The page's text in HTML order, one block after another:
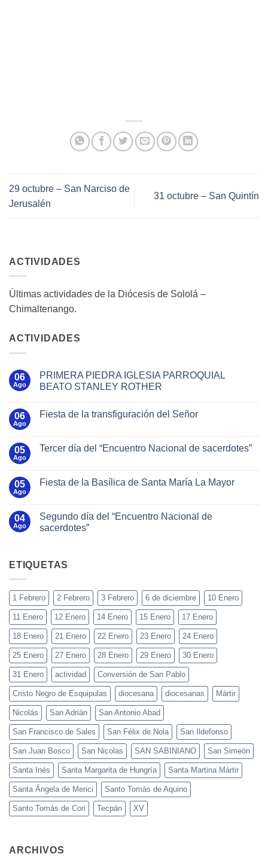
29 octubre – San Narciso de
Jerusalén
31 octubre – San Quintín
ACTIVIDADES
Últimas actividades de la Diócesis de Sololá –
Chimaltenango.
ACTIVIDADES
06
Ago
PRIMERA PIEDRA IGLESIA PARROQUIAL
BEATO STANLEY ROTHER
06
Ago
Fiesta de la transfiguración del Señor
05
Ago
Tercer día del “Encuentro Nacional de sacerdotes”
05
Ago
Fiesta de la Basílica de Santa María La Mayor
04
Ago
Segundo día del “Encuentro Nacional de
sacerdotes”
ETIQUETAS
1 Febrero 2 Febrero 3 Febrero 6 de diciembre 10 Enero
11 Enero 12 Enero 14 Enero 15 Enero 17 Enero
18 Enero 21 Enero 22 Enero 23 Enero 24 Enero
25 Enero 27 Enero 28 Enero 29 Enero 30 Enero
31 Enero actividad Conversión de San Pablo
Cristo Negro de Esquipulas diocesana diocesanas Mártir
Nicolás San Adrián San Antonio Abad
San Francisco de Sales San Félix de Nola San Ildefonso
San Juan Bosco San Nicolas SAN SABINIANO San Simeón
Santa Inés Santa Margarita de Hungría Santa Martina Mártir
Santa Ángela de Merici Santo Tomás de Aquino
Santo Tomás de Cori Tecpán XV
ARCHIVOS